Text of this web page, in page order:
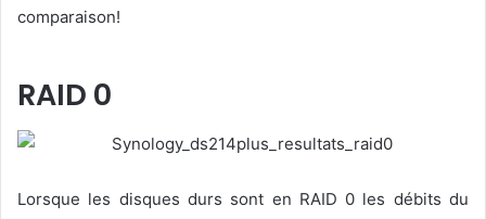
comparaison!
RAID 0
Lorsque les disques durs sont en RAID 0 les débits du